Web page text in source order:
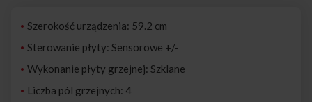
Szerokość urządzenia: 59.2 cm
Sterowanie płyty: Sensorowe +/-
Wykonanie płyty grzejnej: Szklane
Liczba pól grzejnych: 4